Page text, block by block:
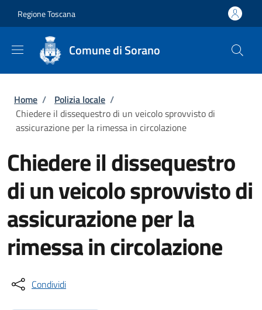
Regione Toscana
Comune di Sorano
Briciole di pane
Home / Polizia locale /
Chiedere il dissequestro di un veicolo sprovvisto di
assicurazione per la rimessa in circolazione
Chiedere il dissequestro
di un veicolo sprovvisto di
assicurazione per la
rimessa in circolazione
Condividi